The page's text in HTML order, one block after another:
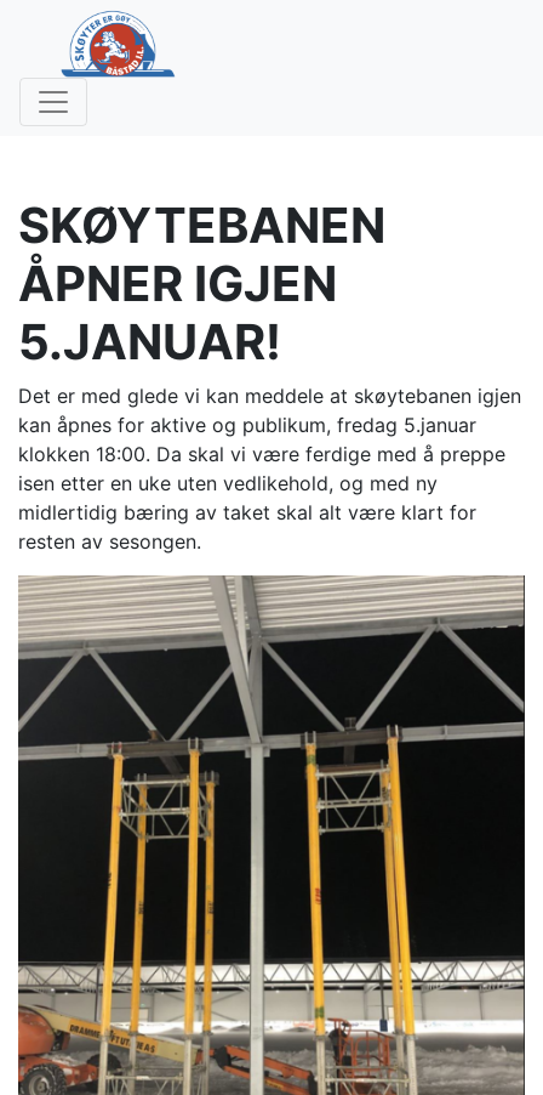
SKØYTEBANEN
ÅPNER IGJEN
5.JANUAR!
Det er med glede vi kan meddele at skøytebanen igjen
kan åpnes for aktive og publikum, fredag 5.januar
klokken 18:00. Da skal vi være ferdige med å preppe
isen etter en uke uten vedlikehold, og med ny
midlertidig bæring av taket skal alt være klart for
resten av sesongen.